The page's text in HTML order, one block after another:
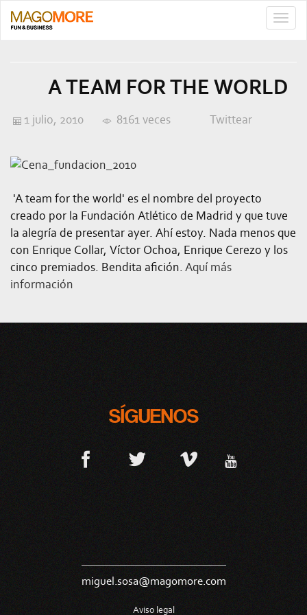
A TEAM FOR THE WORLD
1 julio, 2010 8161 veces Twittear
'A team for the world' es el nombre del proyecto
creado por la Fundación Atlético de Madrid y que tuve
la alegría de presentar ayer. Ahí estoy. Nada menos que
con Enrique Collar, Víctor Ochoa, Enrique Cerezo y los
cinco premiados. Bendita afición.Aquí más
información
SÍGUENOS
miguel.sosa@magomore.com
Aviso legal